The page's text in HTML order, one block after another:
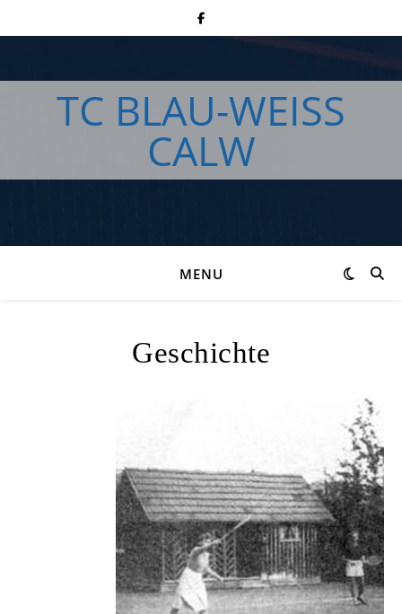
TC BLAU-WEISS
CALW
MENU
Geschichte